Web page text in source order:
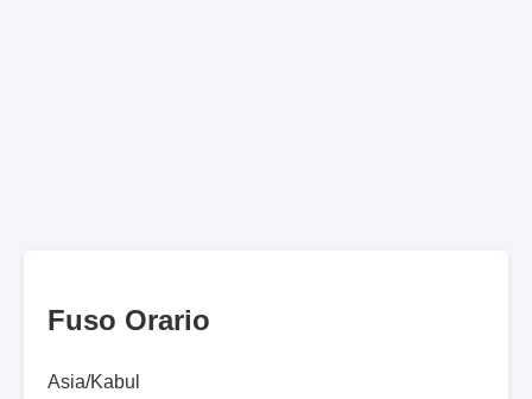
Fuso Orario
Asia/Kabul